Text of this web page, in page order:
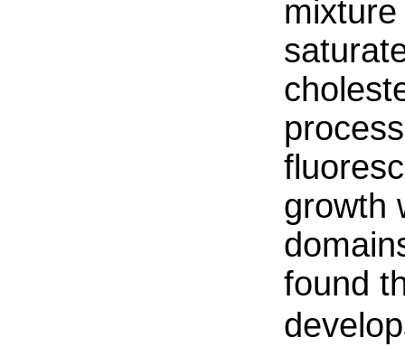
growth
found